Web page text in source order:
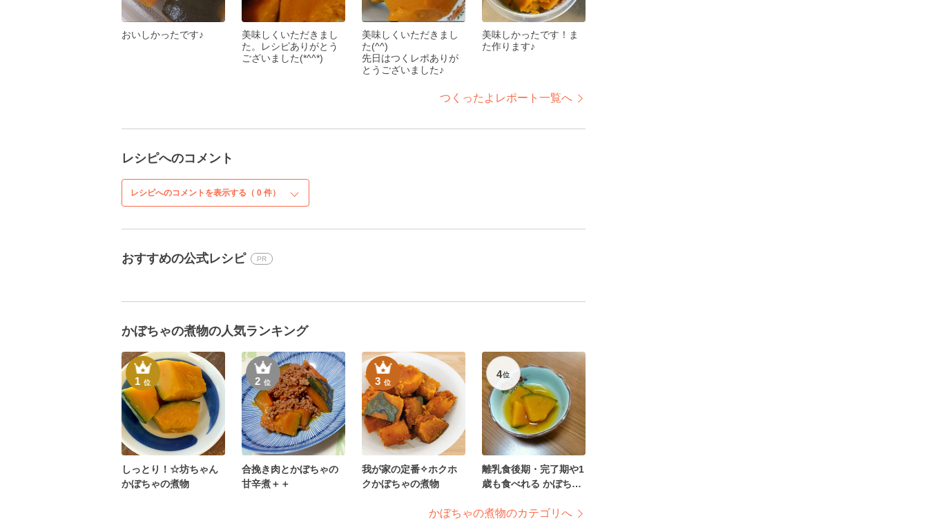
おいしかったです♪
美味しくいただきまし
た。レシピありがとう
ございました(*^^*)
美味しくいただきまし
た(^^)
先日はつくレポありが
とうございました♪
美味しかったです！ま
た作ります♪
つくったよレポート一覧へ
レシピへのコメント
レシピへのコメントを表示する（ 0 件）
おすすめの公式レシピ PR
かぼちゃの煮物の人気ランキング
1位
しっとり！☆坊ちゃん
かぼちゃの煮物
2位
合挽き肉とかぼちゃの
甘辛煮＋＋
3位
我が家の定番✧ホクホ
クかぼちゃの煮物
4位
離乳食後期・完了期や1
歳も食べれる かぼちゃ
かぼちゃの煮物のカテゴリへ